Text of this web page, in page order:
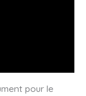
pour le